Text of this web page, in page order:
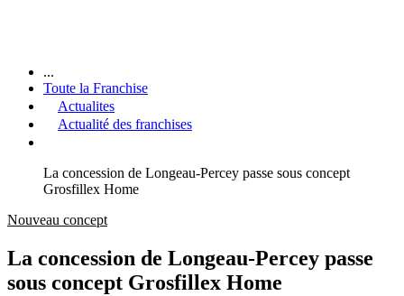
...
Toute la Franchise
Actualites
Actualité des franchises
La concession de Longeau-Percey passe sous concept
Grosfillex Home
Nouveau concept
La concession de Longeau-Percey passe
sous concept Grosfillex Home